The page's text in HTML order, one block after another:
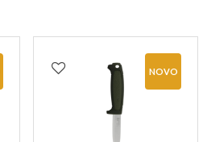
NOVO